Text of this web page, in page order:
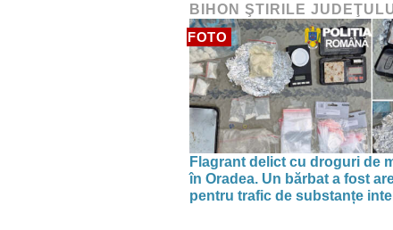
BIHON ŞTIRILE
FOTO
Flagrant delict cu droguri de
în Oradea. Un bărbat a fost
pentru trafic de substanțe